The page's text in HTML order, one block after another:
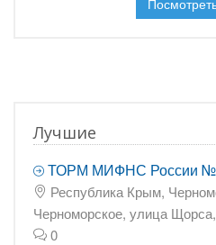
Лучшие
ТОРМ МИФНС России
Республика Крым,
Черноморское, улица
0